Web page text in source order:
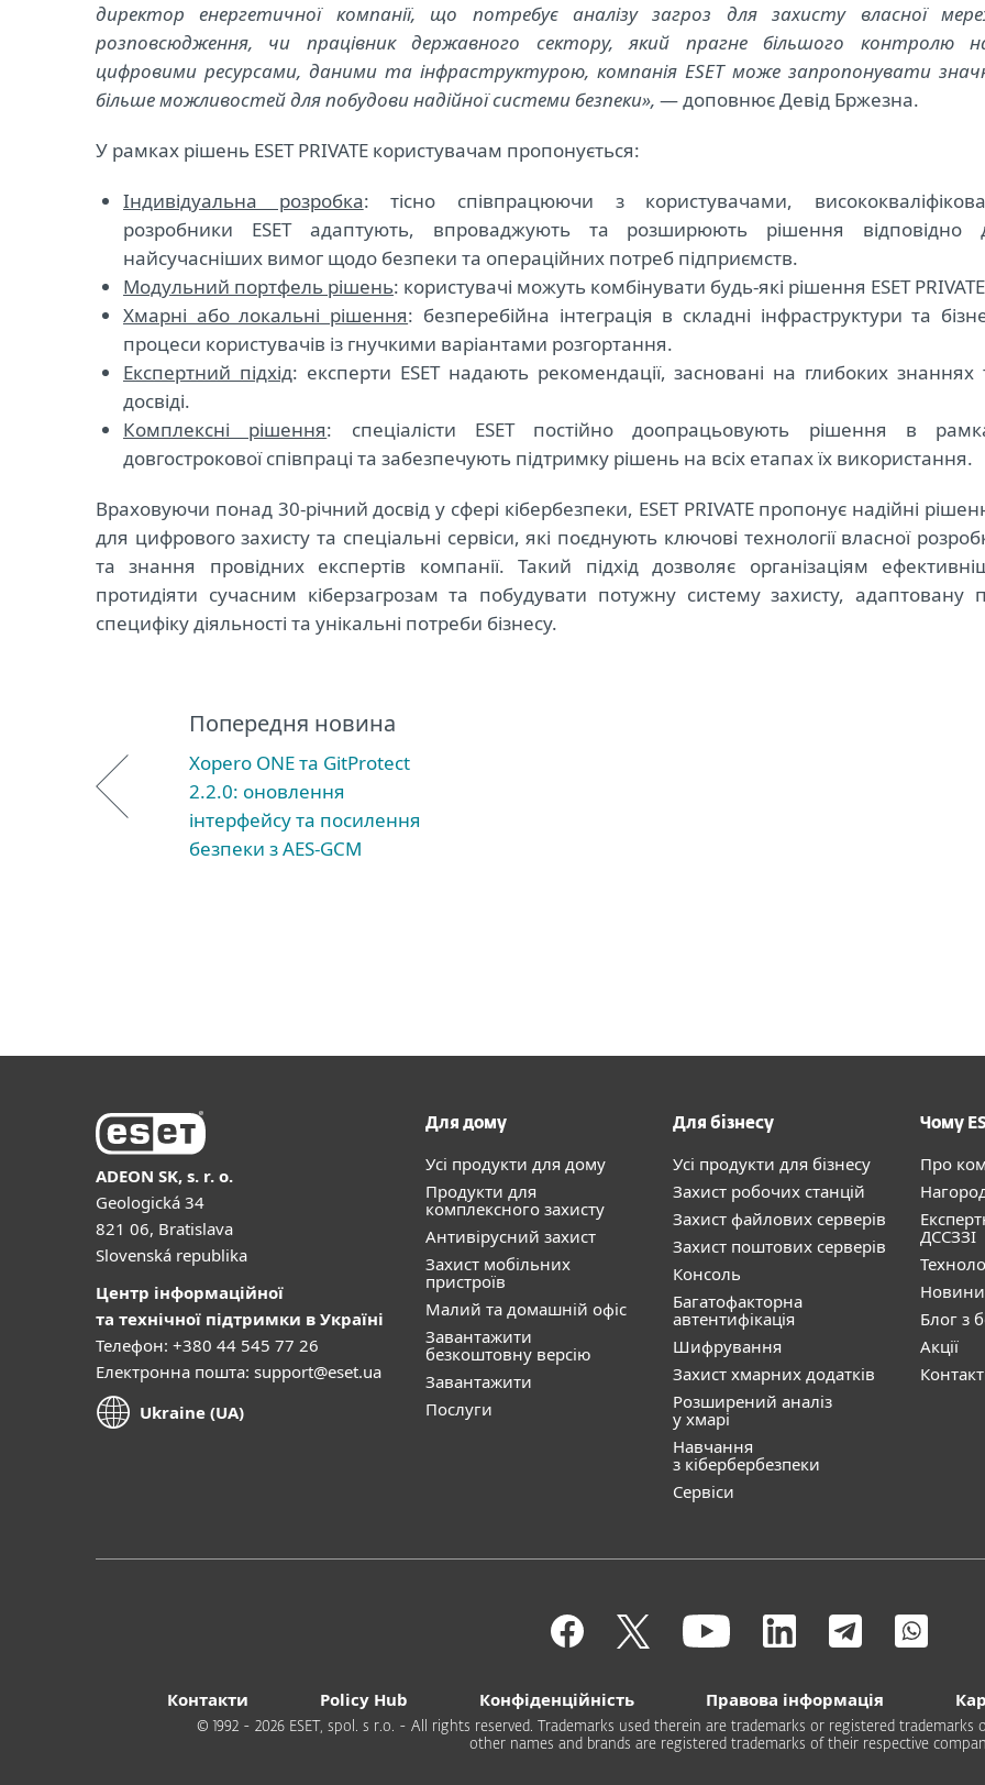
директор енергетичної компанії, що потребує аналізу загроз для захисту власної
розповсюдження, чи працівник державного сектору, який прагне більшого контролю
цифровими ресурсами, даними та інфраструктурою, компанія ESET може запропонувати
більше можливостей для побудови надійної системи безпеки», — доповнює Девід Бржезна.
У рамках рішень ESET PRIVATE користувачам пропонується:
Індивідуальна розробка: тісно співпрацюючи з користувачами,
розробники ESET адаптують, впроваджують та розширюють рішення відповідно
найсучасніших вимог щодо безпеки та операційних потреб підприємств.
Модульний портфель рішень: користувачі можуть комбінувати будь-які рішення ESET
Хмарні або локальні рішення: безперебійна інтеграція в складні інфраструктури та
процеси користувачів із гнучкими варіантами розгортання.
Експертний підхід: експерти ESET надають рекомендації, засновані на глибоких знаннях
досвіді.
Комплексні рішення: спеціалісти ESET постійно доопрацьовують рішення в
довгострокової співпраці та забезпечують підтримку рішень на всіх етапах їх використання.
Враховуючи понад 30-річний досвід у сфері кібербезпеки, ESET PRIVATE пропонує надійні
для цифрового захисту та спеціальні сервіси, які поєднують ключові технології власної
та знання провідних експертів компанії. Такий підхід дозволяє організаціям
протидіяти сучасним кіберзагрозам та побудувати потужну систему захисту, адаптовану
специфіку діяльності та унікальні потреби бізнесу.
Попередня новина
Xopero ONE та GitProtect
2.2.0: оновлення
інтерфейсу та посилення
безпеки з AES-GCM
ADEON SK, s. r. o.
Geologická 34
821 06, Bratislava
Slovenská republika
Центр інформаційної
та технічної підтримки в Україні
Телефон: +380 44 545 77 26
Електронна пошта: support@eset.ua
Ukraine (UA)
Для дому
Усі продукти для дому
Продукти для
комплексного захисту
Антивірусний захист
Захист мобільних
пристроїв
Малий та домашній офіс
Завантажити
безкоштовну версію
Завантажити
Послуги
Для бізнесу
Усі продукти для бізнесу
Захист робочих станцій
Захист файлових серверів
Захист поштових серверів
Консоль
Багатофакторна
автентифікація
Шифрування
Захист хмарних додатків
Розширений аналіз
у хмарі
Навчання
з кібербербезпеки
Сервіси
Чому
Про
ДССЗЗІ
Новини
Блог з
Акції
Контакти Policy Hub Конфіденційність Правова інформація
© 1992 - 2026 ESET, spol. s r.o. - All rights reserved. Trademarks used therein are trademarks or registered trademarks
other names and brands are registered trademarks of their respective